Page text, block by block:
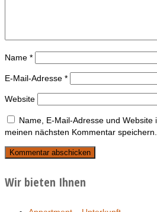
Name *
E-Mail-Adresse *
Website
Name, E-Mail-Adresse und Website
meinen nächsten Kommentar speichern.
Wir bieten Ihnen